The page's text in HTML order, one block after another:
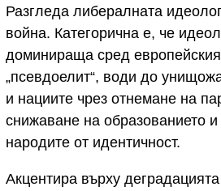
Разгледа либералната
война. Категорична е, че
доминираща сред
„псевдоелит“, води до
и нациите чрез отнемане на
снижаване на образованието
народите от идентичност.
Акцентира върху